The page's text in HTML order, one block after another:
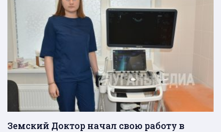
Земский Доктор начал свою работу в